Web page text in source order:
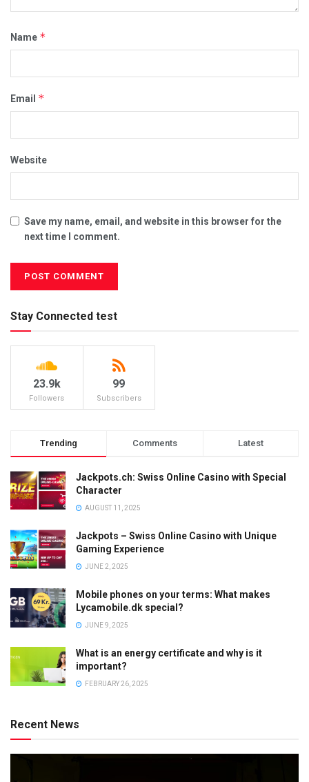
Name *
Email *
Website
Save my name, email, and website in this browser for the
next time I comment.
Stay Connected test
23.9k
Followers
99
Subscribers
Trending Comments Latest
Jackpots.ch: Swiss Online Casino with Special
Character
AUGUST 11, 2025
Jackpots – Swiss Online Casino with Unique
Gaming Experience
JUNE 2, 2025
Mobile phones on your terms: What makes
Lycamobile.dk special?
JUNE 9, 2025
What is an energy certificate and why is it
important?
FEBRUARY 26, 2025
Recent News